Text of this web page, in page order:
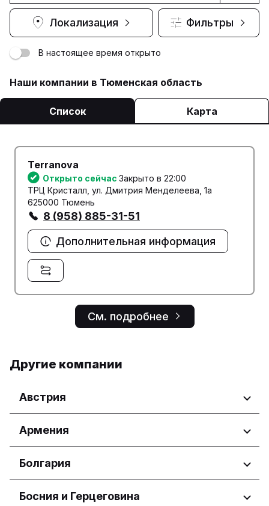
Локализация Фильтры
В настоящее время открыто
Наши компании в Тюменская область
Список Карта
Terranova
Открыто сейчас Закрыто в 22:00
ТРЦ Кристалл, ул. Дмитрия Менделеева, 1а
625000 Тюмень
8 (958) 885-31-51
Дополнительная информация
См. подробнее
Другие компании
Австрия
Регионы
Армения
Регионы
Болгария
Регионы
Босния и Герцеговина